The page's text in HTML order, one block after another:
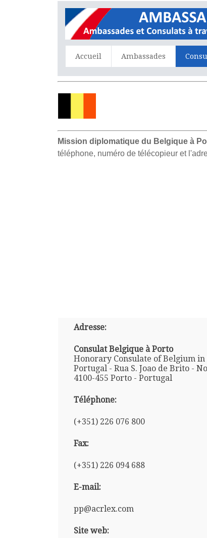
Accueil Ambassades
Mission diplomatique du Belgique à
téléphone, numéro de télécopieur et
Adresse:
Consulat Belgique à Porto
Honorary Consulate of Belgium in
Portugal - Rua S. Joao de Brito -
4100-455 Porto - Portugal
Téléphone:
(+351) 226 076 800
Fax:
(+351) 226 094 688
E-mail:
pp@acrlex.com
Site web: